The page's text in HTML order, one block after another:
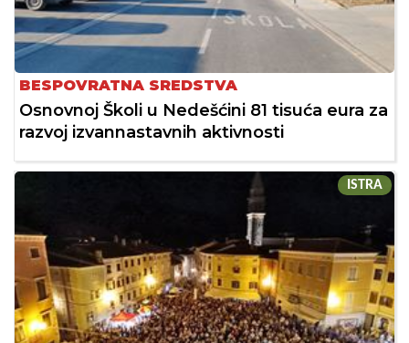
BESPOVRATNA SREDSTVA
Osnovnoj Školi u Nedešćini 81 tisuća eura za
razvoj izvannastavnih aktivnosti
ISTRA